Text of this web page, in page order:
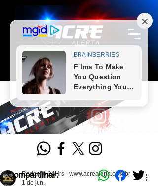
Redação 24Hrs - www.acrealerta.com.br
1 de jun.
Compartilhar: